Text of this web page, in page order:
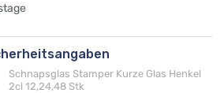
Schnapsglas Stamper Kurze Glas Henkel
2cl 12,24,48 Stk